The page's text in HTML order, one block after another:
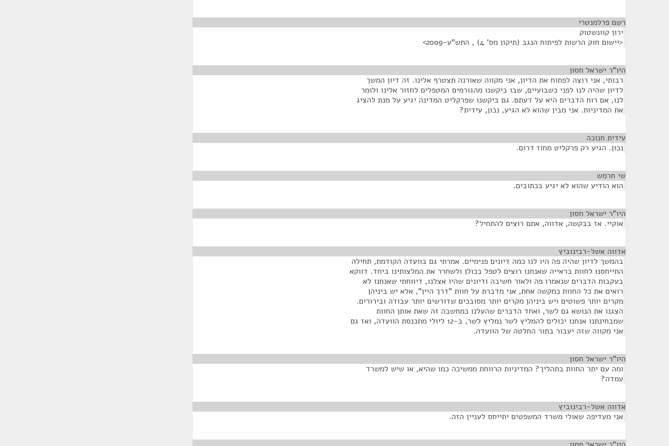
רשם פרלמנטרי
ירון קוונשטוק
<יישום חוק הרשות לפיתוח הנגב (תיקון מס' 4) , התש"ע-2009>
היו"ר ישראל חסון
רבותי, אני רוצה לפתוח את הדיון, אני מקווה שאורנה תצטרף אלינו. זה דיון המשך
לדיון שהיה לנו לפני כשבועיים, שבו ביקשנו מהגורמים המטפלים לחזור אלינו ולומר
לנו, אם רוח הדברים היא על דעתם. גם ביקשנו שפרקליט המדינה יגיע על מנת להציג
את המדיניות. אני מבין שהוא לא הגיע, נכון, עידית?
עידית חנוכה
נכון. הגיע רק פרקליט מחוז דרום.
שי חרמש
הוא הודיע שהוא לא יגיע בכתובים.
היו"ר ישראל חסון
אוקיי. אז בבקשה, אדווה, אתם רוצים להתחיל?
אדווה אשל-רבינוביץ
בהמשך לדיון שהיה פה היו לנו כמה דיונים פנימיים. אמרתי גם בוועדה הקודמת, תחילה
התייחסנו לחוות בראייה שאנחנו רוצים לטפל בכולן ולשחרר את המלצותינו ביחד. דווקא
בעקבות הדברים שנאמרו פה ולאור חשיבה ודיונים שהיו אצלנו, דיווחתי שאנחנו לא
רואים את כל החוות כמקשה אחת, אני מדברת על חוות "דרך היין", אלא יש ביניהן
מקרים יותר פשוטים ויש ביניהן מקרים יותר מסובכים שדורשים יותר עבודה ובירורים.
הצגנו את הנושא גם לשר, ואחד הדברים שהעלנו כמחשבה זה שאת אותן החוות
שמבחינתנו אנחנו יכולים להמליץ לשר נמליץ לשר, ב-12 ליולי מתכנסת הוועדה, ואז גם
אני מקווה שזה יעבור בתור החלטה של הוועדה.
היו"ר ישראל חסון
ומה עם יתר החוות בתהליך? המדיניות הרווחת ממשיכה כמו שהיא, או שיש למשרד
עמדה?
אדווה אשל-רבינוביץ
אני מעדיפה שאולי משרד המשפטים יתייחס לעניין הזה.